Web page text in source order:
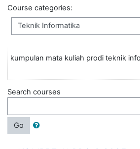
Course categories:
kumpulan mata kuliah prodi teknik
Search courses
Go